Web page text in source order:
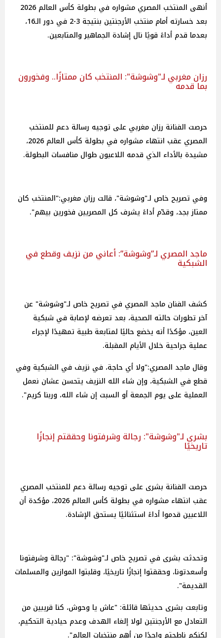
أنهى المنتخب المصري مشواره في بطولة كأس العالم 2026
بعد خسارته أمام منتخب الأرجنتين بنتيجة 3-2 في دور الـ16،
بعدما قدم أداءً قويًا نال إشادة الجماهير والمتابعين.
رزان مغربي لـ"وشوشة": المنتخب كان ممتازًا.. وفخورون
بما قدمه
حرصت الفنانة رزان مغربي على توجيه رسالة دعم للمنتخب
المصري عقب انتهاء مشواره في بطولة كأس العالم 2026،
مشيدة بالأداء الذي قدمه اللاعبون طوال منافسات البطولة.
وفي تصريح خاص لـ"وشوشة"، قالت رزان مغربي:"المنتخب كان
ممتاز بجد، وقدّم أداءً يشرف كل المصريين فخورين بيهم".
ماجد المصري لـ”وشوشة”: أعاني من نزيف وقطع في
الشبكية
كشف الفنان ماجد المصري في تصريح خاص لـ"وشوشة" عن
آخر تطورات حالته الصحية، بعد تعرضه لإصابة في شبكية
العين، مؤكدًا أنه يخضع حاليًا لمتابعة طبية تمهيدًا لإجراء
عملية جراحية خلال الأيام المقبلة.
وقال ماجد المصري:"ولا أي حاجة، في نزيف في الشبكية وفي
قطع في الشبكية، وإن شاء الله النزيف يتحسن عشان نعمل
العملية على يوم الجمعة أو السبت إن شاء الله، وربنا كريم".
بشرى لـ"وشوشة": رجالة وشرفتونا وحققتم إنجازًا
تاريخيًا
حرصت الفنانة بشرى على توجيه رسالة دعم للمنتخب المصري
عقب انتهاء مشواره في بطولة كأس العالم 2026، مؤكدة أن
اللاعبين قدموا أداءً استثنائيًا يستحق الإشادة.
وتحدثت بشرى في تصريح خاص لـ"وشوشة": "رجالة وشرفتونا
وأسعدتونا، وحققتوا إنجازًا تاريخيًا، وقلبتوا الموازين والمسلمات
القديمة".
وتابعت بشرى حديثها قائلة: "عاش يا وحوش، كنا قريبين من
التعادل مع الأرجنتين لولا إلغاء الهدف وعدم حيادية التحكيم،
لكنكم ناطحتم واحدًا من أهم منتخبات العالم".